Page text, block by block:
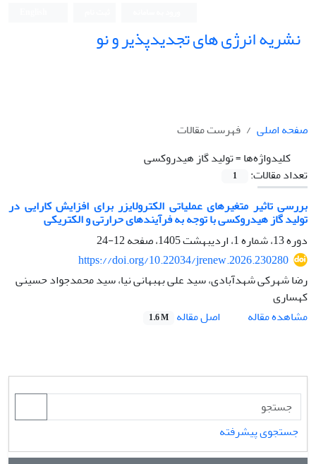
نشریه انرژی های تجدیدپذیر و نو
صفحه اصلی
فهرست مقالات
کلیدواژه‌ها =تولید گاز هیدروکسی
تعداد مقالات:
1
بررسی تاثیر متغیرهای عملیاتی الکترولایزر برای افزایش کارایی در
تولید گاز هیدروکسی با توجه به فرآیندهای حرارتی و الکتریکی
دوره 13، شماره 1، اردیبهشت 1405، صفحه
12-24
https://doi.org/10.22034/jrenew.2026.230280
رضا شهرکی شهدآبادی، سید علی بهبهانی نیا، سید محمدجواد حسینی
کهساری
مشاهده مقاله
اصل مقاله 1.6 M
جستجوی پیشرفته